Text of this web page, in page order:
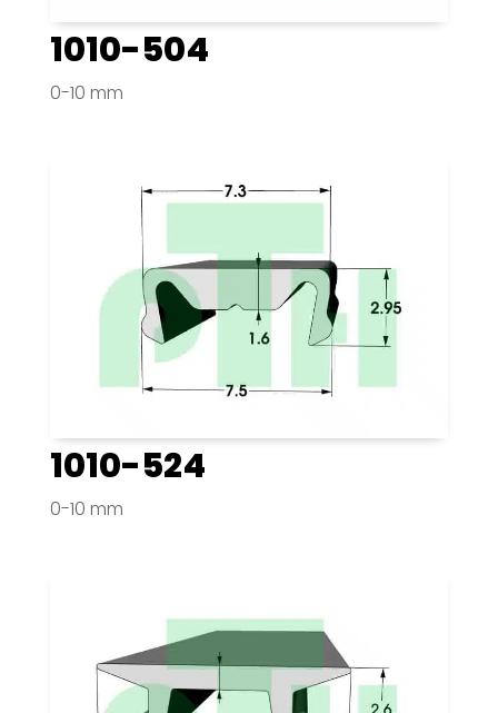
1010-504
0-10 mm
1010-524
0-10 mm